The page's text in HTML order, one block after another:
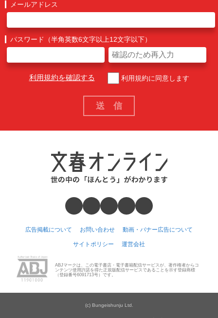
メールアドレス
パスワード（半角英数6文字以上12文字以下）
利用規約を確認する 利用規約に同意します
広告掲載について お問い合わせ 動画・バナー広告について
サイトポリシー 運営会社
ABJマークは、この電子書店・電子書籍配信サービスが、著作権者からコ
ンテンツ使用許諾を得た正規版配信サービスであることを示す登録商標
（登録番号6091713号）です。
(c) Bungeishunju Ltd.